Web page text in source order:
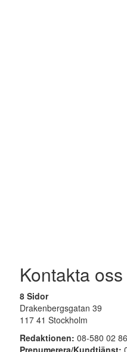
Kontakta oss
8 Sidor
Drakenbergsgatan 39
117 41 Stockholm
Redaktionen: 08-580 02